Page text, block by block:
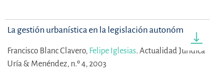
La gestión urbanística en la legislación autonómica
Francisco Blanc Clavero, Felipe Iglesias. Actualidad Jurídica
Uría & Menéndez, n.º 4, 2003